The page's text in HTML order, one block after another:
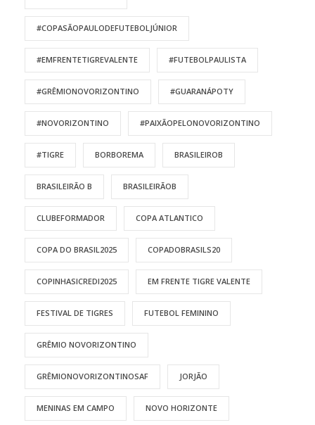
#COPASÃOPAULODEFUTEBOLJÚNIOR
#EMFRENTETIGREVALENTE #FUTEBOLPAULISTA
#GRÊMIONOVORIZONTINO #GUARANÁPOTY
#NOVORIZONTINO #PAIXÃOPELONOVORIZONTINO
#TIGRE BORBOREMA BRASILEIROB
BRASILEIRÃO B BRASILEIRÃOB
CLUBEFORMADOR COPA ATLANTICO
COPA DO BRASIL2025 COPADOBRASILS20
COPINHASICREDI2025 EM FRENTE TIGRE VALENTE
FESTIVAL DE TIGRES FUTEBOL FEMININO
GRÊMIO NOVORIZONTINO
GRÊMIONOVORIZONTINOSAF JORJÃO
MENINAS EM CAMPO NOVO HORIZONTE